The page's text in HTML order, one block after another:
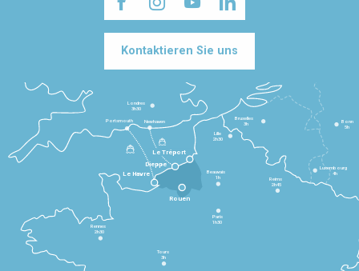
Kontaktieren Sie uns
Le Havre
Dieppe
Le Tréport
Rennes
2h30
Tours
3h
Paris
1h30
Beauvais
1h
Reims
2h45
Lille
2h30
Bruxelles
3h
Londres
3h30
Newhaven
Portsmouth
Bonn
5h
Luxembourg
4h
Rouen